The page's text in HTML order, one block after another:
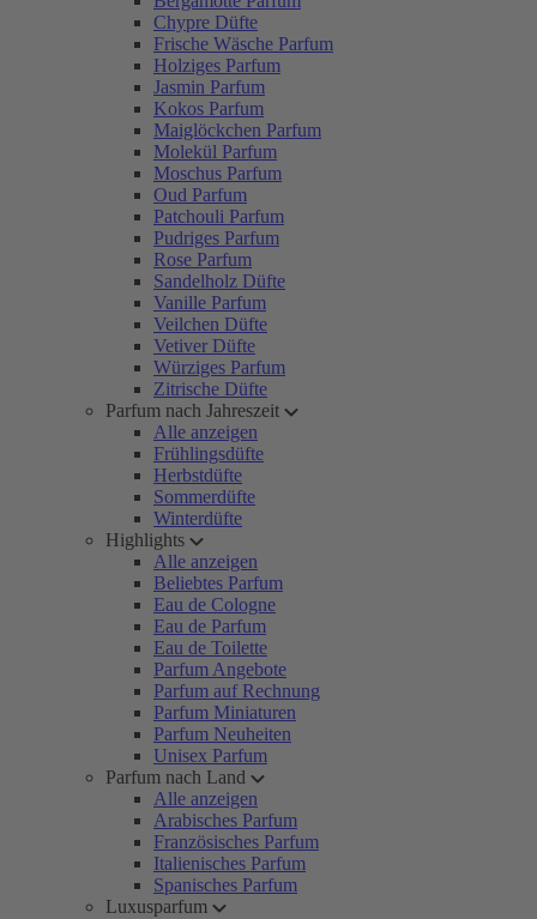
Chypre Düfte
Frische Wäsche Parfum
Holziges Parfum
Jasmin Parfum
Kokos Parfum
Maiglöckchen Parfum
Molekül Parfum
Moschus Parfum
Oud Parfum
Patchouli Parfum
Pudriges Parfum
Rose Parfum
Sandelholz Düfte
Vanille Parfum
Veilchen Düfte
Vetiver Düfte
Würziges Parfum
Zitrische Düfte
Parfum nach Jahreszeit
Alle anzeigen
Frühlingsdüfte
Herbstdüfte
Sommerdüfte
Winterdüfte
Highlights
Alle anzeigen
Beliebtes Parfum
Eau de Cologne
Eau de Parfum
Eau de Toilette
Parfum Angebote
Parfum auf Rechnung
Parfum Miniaturen
Parfum Neuheiten
Unisex Parfum
Parfum nach Land
Alle anzeigen
Arabisches Parfum
Französisches Parfum
Italienisches Parfum
Spanisches Parfum
Luxusparfum